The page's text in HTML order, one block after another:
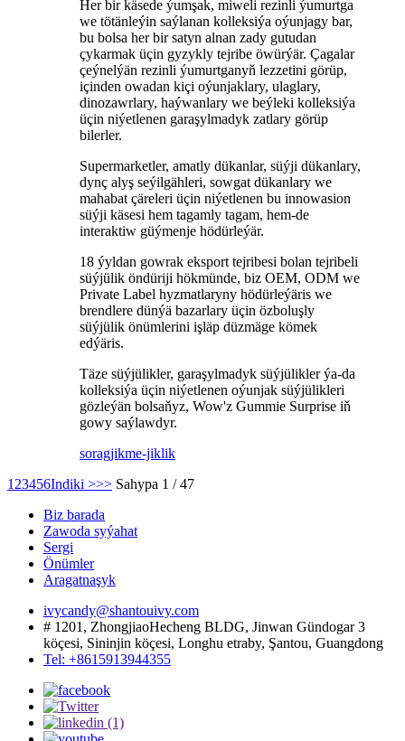
Her bir käsede ýumşak, miweli rezinli ýumurtga
we tötänleýin saýlanan kolleksiýa oýunjagy bar,
bu bolsa her bir satyn alnan zady gutudan
çykarmak üçin gyzykly tejribe öwürýär. Çagalar
çeýnelýän rezinli ýumurtganyň lezzetini görüp,
içinden owadan kiçi oýunjaklary, ulaglary,
dinozawrlary, haýwanlary we beýleki kolleksiýa
üçin niýetlenen garaşylmadyk zatlary görüp
bilerler.
Supermarketler, amatly dükanlar, süýji dükanlary,
dynç alyş seýilgähleri, sowgat dükanlary we
mahabat çäreleri üçin niýetlenen bu innowasion
süýji käsesi hem tagamly tagam, hem-de
interaktiw güýmenje hödürleýär.
18 ýyldan gowrak eksport tejribesi bolan tejribeli
süýjülik öndüriji hökmünde, biz OEM, ODM we
Private Label hyzmatlaryny hödürleýäris we
brendlere dünýä bazarlary üçin özboluşly
süýjülik önümlerini işläp düzmäge kömek
edýäris.
Täze süýjülikler, garaşylmadyk süýjülikler ýa-da
kolleksiýa üçin niýetlenen oýunjak süýjülikleri
gözleýän bolsaňyz, Wow'z Gummie Surprise iň
gowy saýlawdyr.
soragjikme-jiklik
1 23456Indiki >>> Sahypa 1 / 47
Biz barada
Zawoda syýahat
Sergi
Önümler
Aragatnaşyk
ivycandy@shantouivy.com
# 1201, ZhongjiaoHecheng BLDG, Jinwan Gündogar 3
köçesi, Sininjin köçesi, Longhu etraby, Şantou, Guangdong
Tel: +8615913944355